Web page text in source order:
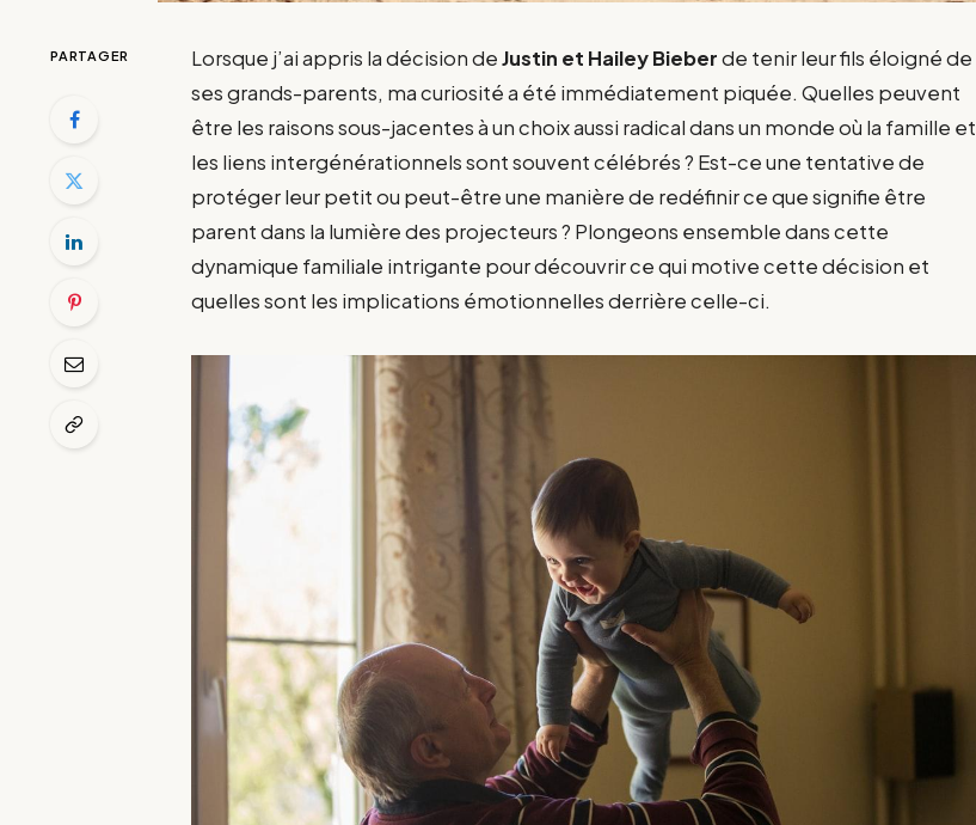
PARTAGER Lorsque j’ai appris la décision deJustin et Hailey Bieberde tenir leur fils éloigné de
ses grands-parents, ma curiosité a été immédiatement piquée. Quelles peuvent
être les raisons sous-jacentes à un choix aussi radical dans un monde où la famille et
les liens intergénérationnels sont souvent célébrés ? Est-ce une tentative de
protéger leur petit ou peut-être une manière de redéfinir ce que signifie être
parent dans la lumière des projecteurs ? Plongeons ensemble dans cette
dynamique familiale intrigante pour découvrir ce qui motive cette décision et
quelles sont les implications émotionnelles derrière celle-ci.